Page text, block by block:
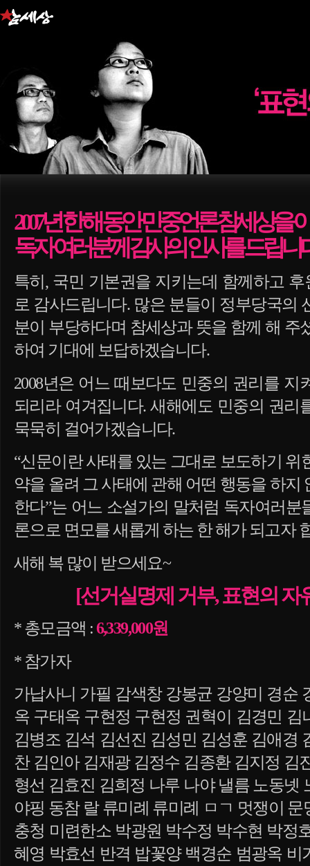
2007년 한 해 동안 민중언론 참세상을
독자 여러분께 감사의 인사를 드립니
특히, 국민 기본권을 지키는데 함께하고
로 감사드립니다. 많은 분들이 정부당국의
분이 부당하다며 참세상과 뜻을 함께 해 주
하여 기대에 보답하겠습니다.
2008년은 어느 때보다도 민중의 권리를 지
되리라 여겨집니다. 새해에도 민중의 권리
묵묵히 걸어가겠습니다.
“신문이란 사태를 있는 그대로 보도하기 위
약을 올려 그 사태에 관해 어떤 행동을 하지
한다”는 어느 소설가의 말처럼 독자여러분
론으로 면모를 새롭게 하는 한 해가 되고자
새해 복 많이 받으세요~
[선거실명제 거부, 표현의 자
* 총모금액 :6,339,000원
* 참가자
가납사니 가필 감색창 강봉균 강양미 경순
옥 구태옥 구현정 구현정 권혁이 김경민 김
김병조 김석 김선진 김성민 김성훈 김애경
찬 김인아 김재광 김정수 김종환 김지정 김
형선 김효진 김희정 나루 나야 낼름 노동넷
야핑 동참 랄 류미례 류미례 ㅁㄱ 멋쟁이
충청 미련한소 박광원 박수정 박수현 박정
혜영 박효선 반격 밥꽃양 백경순 범광옥 비